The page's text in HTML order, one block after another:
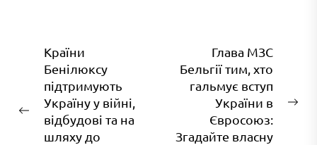
Навігація
записів
Попередній
запис:
Країни
Бенілюксу
підтримують
Україну у війні,
відбудові та на
шляху до
Глава МЗС
Бельгії тим, хто
гальмує вступ
України в
Євросоюз:
Згадайте власну